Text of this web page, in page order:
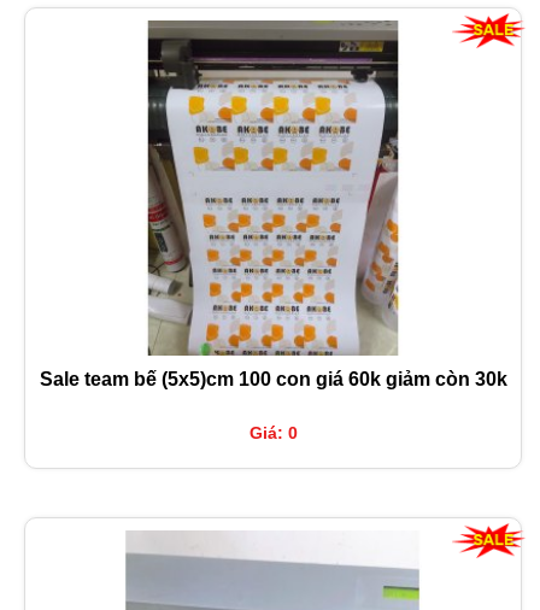
Sale team bế (5x5)cm 100 con giá 60k giảm còn 30k
Giá: 0